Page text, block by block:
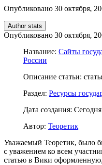
Опубликовано 30 октября,
Author stats
Опубликовано 30 октября,
Название: Сайты
России
Описание статьи:
Раздел: Ресурсы
Дата создания:
Автор: Теоретик
Уважаемый Теоретик, было
с уважением ко всем
статью в Вики